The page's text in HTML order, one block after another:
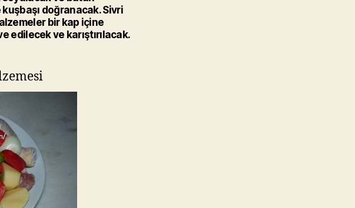
doğranacak. Sivri
bir kap içine
edilecek ve karıştırılacak.